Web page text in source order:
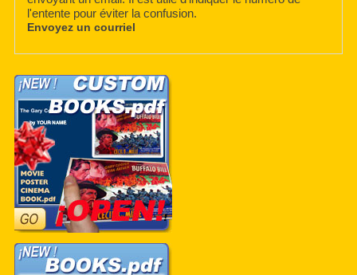
l'entente pour éviter la confusion.
Envoyez un courriel